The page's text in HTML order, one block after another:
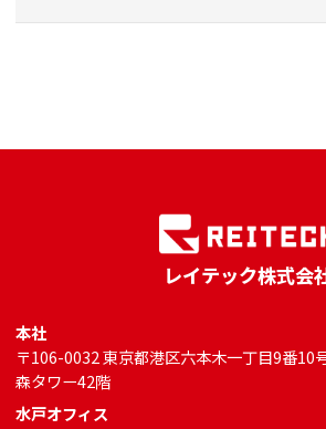
レイテック株式会
本社
〒106-0032 東京都港区六本木一丁目9番10
森タワー42階
水戸オフィス